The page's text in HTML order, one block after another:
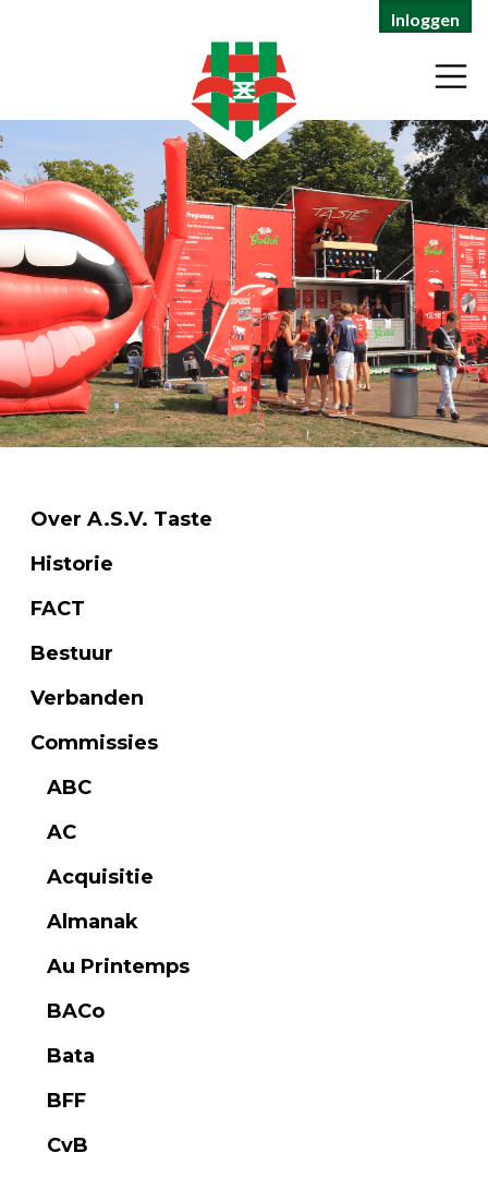
Inloggen
Over A.S.V. Taste
Historie
FACT
Bestuur
Verbanden
Commissies
ABC
AC
Acquisitie
Almanak
Au Printemps
BACo
Bata
BFF
CvB